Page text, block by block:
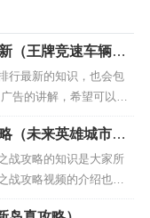
（王牌竞速车辆排
行最新的知识，也会包
告的讲解，希望可以帮
文目录一览： 1、《王
王牌竞速保时捷918什
》天平位赛车哈迪斯介
解析 王牌 竞速...
（未来英雄城市之
战攻略的知识是大家所
战攻略视频的介绍也是
以让大家解决现在的问